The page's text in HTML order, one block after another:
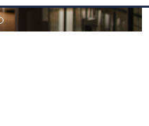
di dettaglio
di informativa